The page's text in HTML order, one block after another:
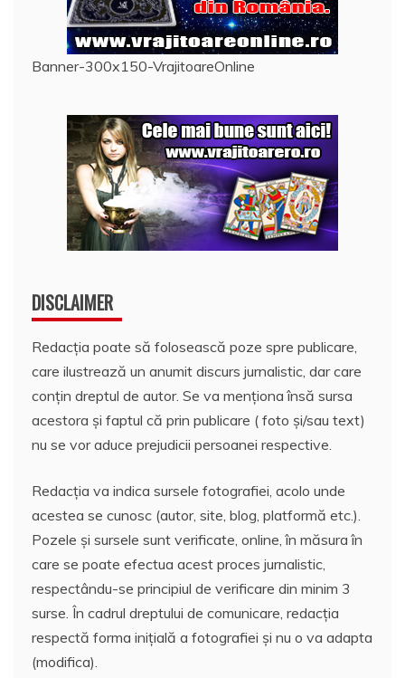
Banner-300x150-VrajitoareOnline
DISCLAIMER
Redacția poate să folosească poze spre publicare,
care ilustrează un anumit discurs jurnalistic, dar care
conțin dreptul de autor. Se va menționa însă sursa
acestora și faptul că prin publicare ( foto și/sau text)
nu se vor aduce prejudicii persoanei respective.
Redacția va indica sursele fotografiei, acolo unde
acestea se cunosc (autor, site, blog, platformă etc.).
Pozele și sursele sunt verificate, online, în măsura în
care se poate efectua acest proces jurnalistic,
respectându-se principiul de verificare din minim 3
surse. În cadrul dreptului de comunicare, redacția
respectă forma inițială a fotografiei și nu o va adapta
(modifica).